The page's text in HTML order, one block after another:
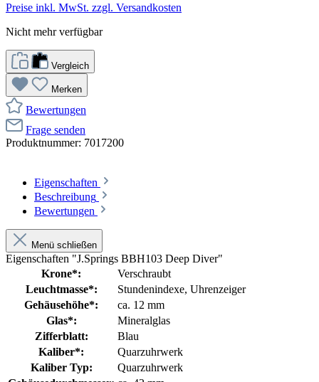
Preise inkl. MwSt. zzgl. Versandkosten
Nicht mehr verfügbar
Vergleich
Merken
Bewertungen
Frage senden
Produktnummer: 7017200
Eigenschaften
Beschreibung
Bewertungen
Menü schließen
Eigenschaften "J.Springs BBH103 Deep Diver"
Krone*:
Verschraubt
Leuchtmasse*:
Stundenindexe, Uhrenzeiger
Gehäusehöhe*:
ca. 12 mm
Glas*:
Mineralglas
Zifferblatt:
Blau
Kaliber*:
Quarzuhrwerk
Kaliber Typ:
Quarzuhrwerk